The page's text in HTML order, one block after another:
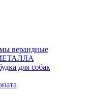
верандные
для собак